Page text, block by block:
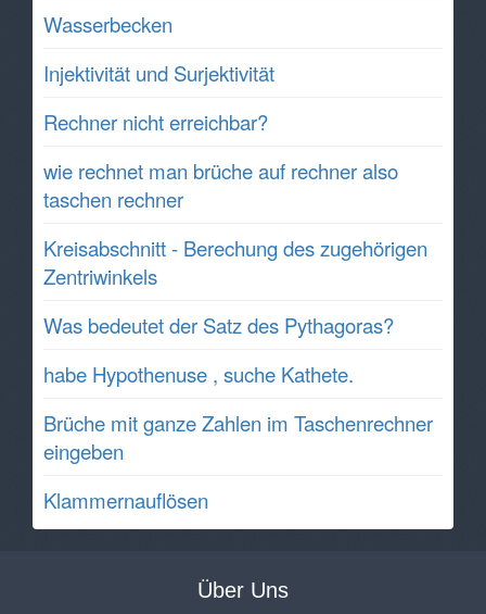
Wasserbecken
Injektivität und Surjektivität
Rechner nicht erreichbar?
wie rechnet man brüche auf rechner also
taschen rechner
Kreisabschnitt - Berechung des zugehörigen
Zentriwinkels
Was bedeutet der Satz des Pythagoras?
habe Hypothenuse , suche Kathete.
Brüche mit ganze Zahlen im Taschenrechner
eingeben
Klammernauflösen
Über Uns